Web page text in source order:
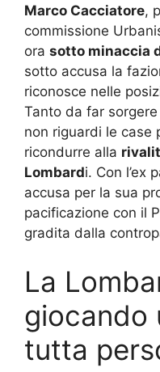
Marco Cacciatore,
commissione
ora sotto minaccia
sotto accusa la
riconosce nelle
Tanto da far
non riguardi le case
ricondurre alla
Lombardi. Con l’ex
accusa per la sua
pacificazione con il
gradita dalla
La
giocando
tutta